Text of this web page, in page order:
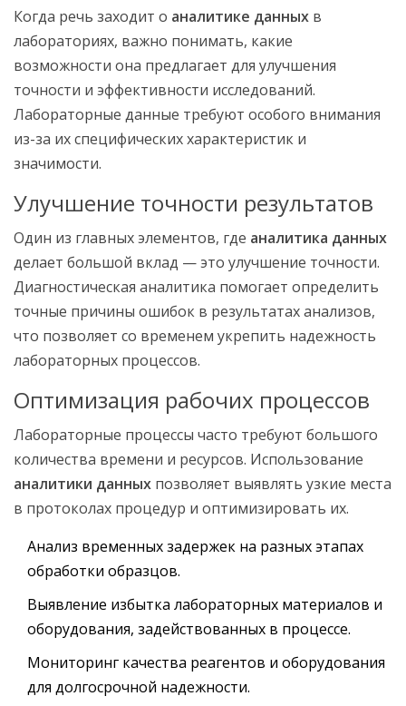
Когда речь заходит о аналитике данных в
лабораториях, важно понимать, какие
возможности она предлагает для улучшения
точности и эффективности исследований.
Лабораторные данные требуют особого внимания
из-за их специфических характеристик и
значимости.
Улучшение точности результатов
Один из главных элементов, где аналитика данных
делает большой вклад — это улучшение точности.
Диагностическая аналитика помогает определить
точные причины ошибок в результатах анализов,
что позволяет со временем укрепить надежность
лабораторных процессов.
Оптимизация рабочих процессов
Лабораторные процессы часто требуют большого
количества времени и ресурсов. Использование
аналитики данных позволяет выявлять узкие места
в протоколах процедур и оптимизировать их.
Анализ временных задержек на разных этапах
обработки образцов.
Выявление избытка лабораторных материалов и
оборудования, задействованных в процессе.
Мониторинг качества реагентов и оборудования
для долгосрочной надежности.